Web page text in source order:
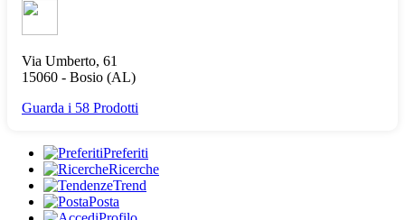
Via Umberto, 61
15060 - Bosio (AL)
Guarda i 58 Prodotti
Preferiti
Ricerche
Trend
Posta